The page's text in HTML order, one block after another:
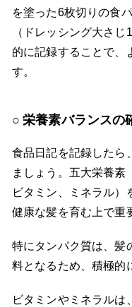
を塗った6枚切りの食
（ドレッシング大さ
的に記録することで、
す。
栄養素バランスの
食品日記を記録したら
ましょう。五大栄養素
ビタミン、ミネラル）
健康な髪を育む上で重
特にタンパク質は、髪
料となるため、積極的
ビタミンやミネラルは